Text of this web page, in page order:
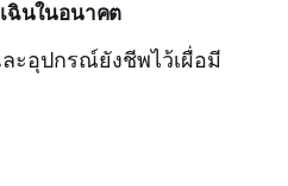
ฉินในอนาคต
ะอุปกรณ์ยังชีพไว้เผื่อมี